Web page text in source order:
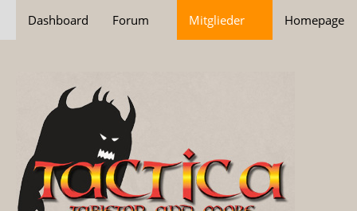
Dashboard Forum Mitglieder Homepage